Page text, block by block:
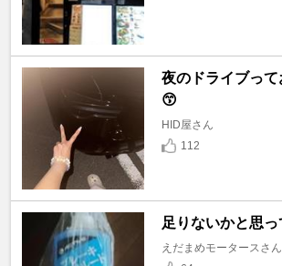
夜のドライブっ
😙
HID屋さん
112
足りないかと思
えだまめモータースさん